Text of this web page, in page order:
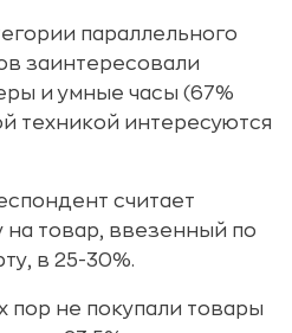
параллельного
заинтересовали
и умные часы (67%
техникой интересуются
считает
на товар, ввезенный по
в 25-30%.
пор не покупали товары